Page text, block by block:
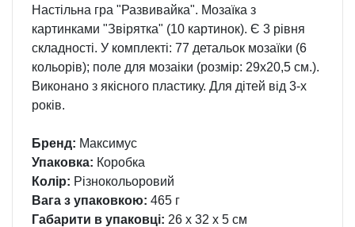
Настільна гра "Развивайка". Мозаїка з
картинками "Звірятка" (10 картинок). Є 3 рівня
складності. У комплекті: 77 детальок мозаїки (6
кольорів); поле для мозаіки (розмір: 29х20,5 см.).
Виконано з якісного пластику. Для дітей від 3-х
років.
Бренд: Максимус
Упаковка: Коробка
Колір: Різнокольоровий
Вага з упаковкою: 465 г
Габарити в упаковці: 26 x 32 x 5 см